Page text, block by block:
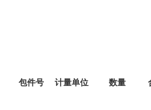
包件号 计量单位 数量